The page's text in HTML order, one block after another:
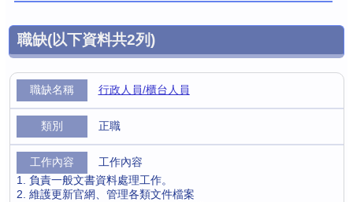
職缺(以下資料共2列)
行政人員/櫃台人員
正職
工作內容
1. 負責一般文書資料處理工作。
2. 維護更新官網、管理各類文件檔案